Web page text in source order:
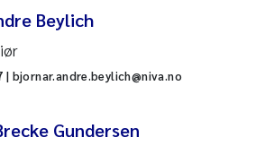
Beylich
| bjornar.andre.beylich@niva.no
Gundersen